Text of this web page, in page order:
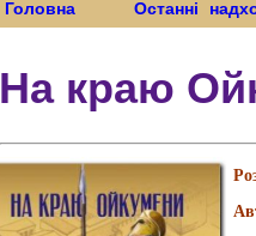
Головна Останні
На краю